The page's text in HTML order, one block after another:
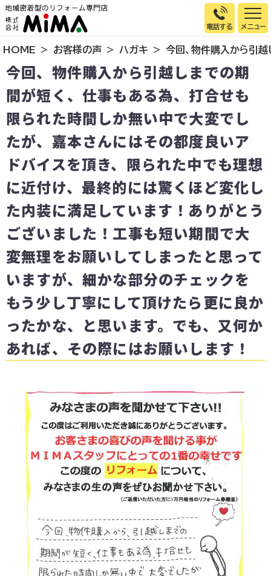
電話する
トップページ
選ばれる理由
施工事例
お客様の声
イベント情報
店舗＆モデルハウス紹介
スタッフ紹介
リフォームの流れ
お知らせ
会社概要
HOME お客様の声 ハガキ 今回、物件購入から引
今回、物件購入から引越しまでの期
間が短く、仕事もある為、打合せも
限られた時間しか無い中で大変でし
たが、嘉本さんにはその都度良いア
ドバイスを頂き、限られた中でも理想
に近付け、最終的には驚くほど変化し
た内装に満足しています！ありがとう
ございました！工事も短い期間で大
変無理をお願いしてしまったと思って
いますが、細かな部分のチェックを
もう少し丁寧にして頂けたら更に良か
ったかな、と思います。でも、又何か
あれば、その際にはお願いします！